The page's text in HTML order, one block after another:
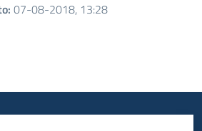
: 07-08-2018, 13:28